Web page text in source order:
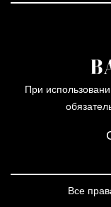
При
Все